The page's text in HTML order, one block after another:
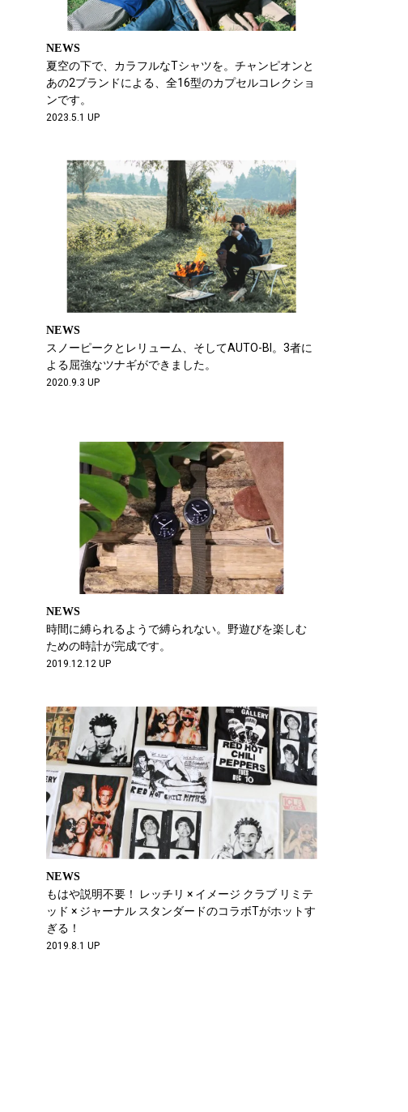
NEWS
夏空の下で、カラフルなTシャツを。チャンピオンと
あの2ブランドによる、全16型のカプセルコレクショ
ンです。
2023.5.1 UP
NEWS
スノーピークとレリューム、そしてAUTO-BI。3者に
よる屈強なツナギができました。
2020.9.3 UP
NEWS
時間に縛られるようで縛られない。野遊びを楽しむ
ための時計が完成です。
2019.12.12 UP
NEWS
もはや説明不要！ レッチリ × イメージ クラブ リミテ
ッド × ジャーナル スタンダードのコラボTがホットす
ぎる！
2019.8.1 UP